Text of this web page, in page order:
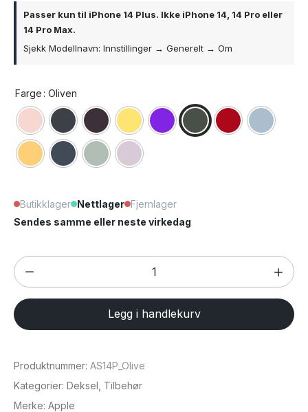
Passer kun til iPhone 14 Plus. Ikke iPhone 14, 14 Pro eller
14 Pro Max.
Sjekk Modellnavn: Innstillinger → Generelt → Om
Farge : Oliven
Butikklager Nettlager Fjernlager
Sendes samme eller neste virkedag
iPhone
14
Plus
Apple
med
MagSafe
antall
Legg i handlekurv
Produktnummer: AS14P_Olive
Kategorier: Deksel Tilbehør
Merke: Apple